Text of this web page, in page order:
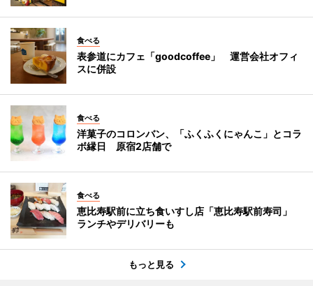
食べる
表参道にカフェ「goodcoffee」 運営会社オフィ
スに併設
食べる
洋菓子のコロンバン、「ふくふくにゃんこ」とコラ
ボ縁日 原宿2店舗で
食べる
恵比寿駅前に立ち食いすし店「恵比寿駅前寿司」
ランチやデリバリーも
もっと見る